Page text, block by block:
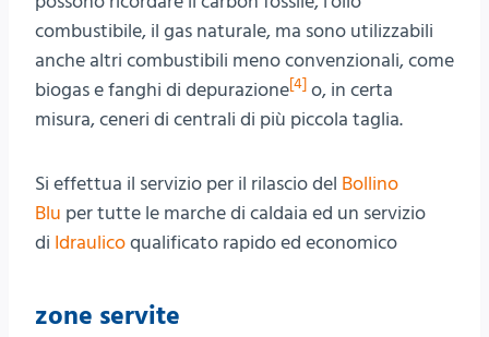
combustibile, il gas naturale, ma sono utilizzabili
anche altri combustibili meno convenzionali, come
biogas e fanghi di depurazione[4] o, in certa
misura, ceneri di centrali di più piccola taglia.
Si effettua il servizio per il rilascio del Bollino
Blu per tutte le marche di caldaia ed un servizio
di Idraulicoqualificato rapido ed economico
zone servite